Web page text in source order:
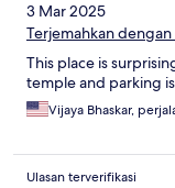
3 Mar 2025
Terjemahkan
This place is
temple and parking
Vijaya Bhaskar,
Ulasan terverifikasi